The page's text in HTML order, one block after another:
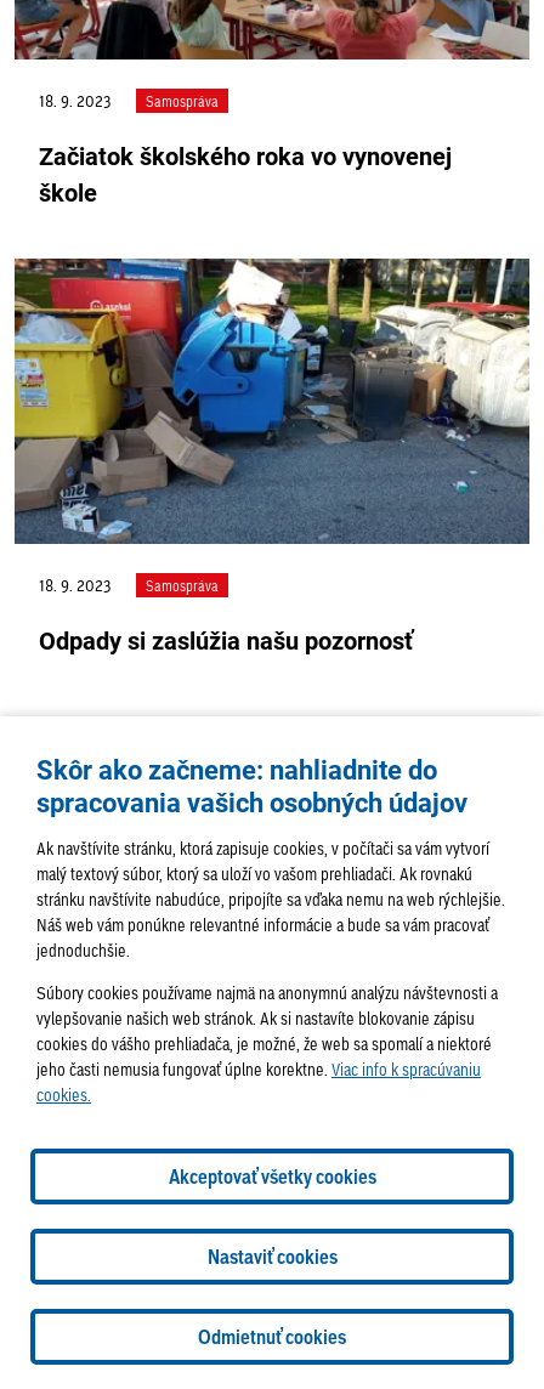
18. 9. 2023 Samospráva
Začiatok školského roka vo vynovenej
škole
18. 9. 2023 Samospráva
Odpady si zaslúžia našu pozornosť
11. 7. 2023 Samospráva Galéria
Skôr ako začneme: nahliadnite do
spracovania vašich osobných údajov
Ak navštívite stránku, ktorá zapisuje cookies, v počítači sa vám vytvorí
malý textový súbor, ktorý sa uloží vo vašom prehliadači. Ak rovnakú
stránku navštívite nabudúce, pripojíte sa vďaka nemu na web rýchlejšie.
Náš web vám ponúkne relevantné informácie a bude sa vám pracovať
jednoduchšie.
Súbory cookies používame najmä na anonymnú analýzu návštevnosti a
vylepšovanie našich web stránok. Ak si nastavíte blokovanie zápisu
cookies do vášho prehliadača, je možné, že web sa spomalí a niektoré
jeho časti nemusia fungovať úplne korektne. Viac info k spracúvaniu
cookies.
Akceptovať všetky cookies
Nastaviť cookies
Odmietnuť cookies